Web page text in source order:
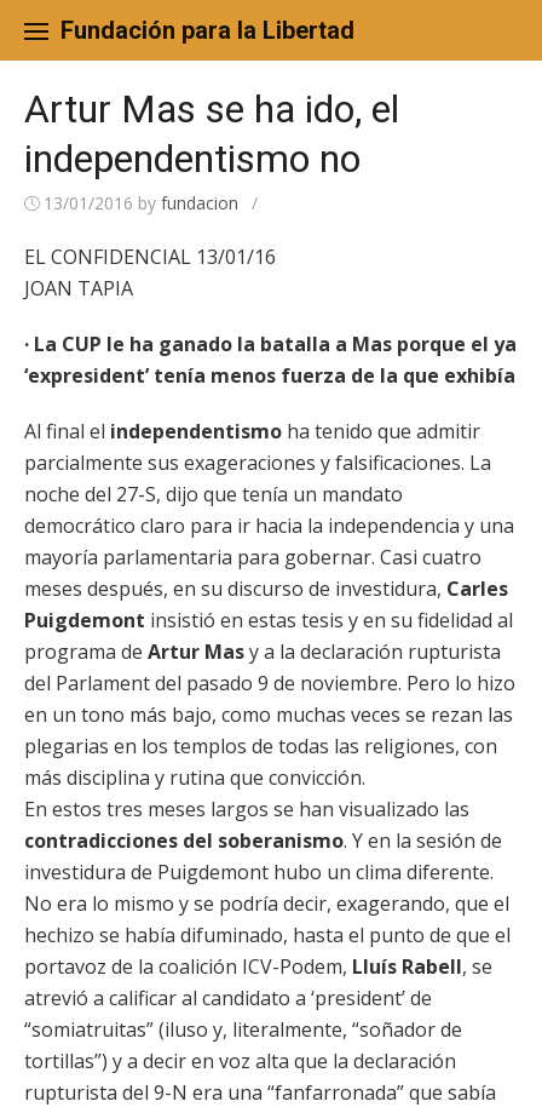
content
Fundación para la Libertad
Artur Mas se ha ido, el
independentismo no
13/01/2016 by fundacion /
EL CONFIDENCIAL 13/01/16
JOAN TAPIA
· La CUP le ha ganado la batalla a Mas porque el ya
‘expresident’ tenía menos fuerza de la que exhibía
Al final el independentismo ha tenido que admitir
parcialmente sus exageraciones y falsificaciones. La
noche del 27-S, dijo que tenía un mandato
democrático claro para ir hacia la independencia y una
mayoría parlamentaria para gobernar. Casi cuatro
meses después, en su discurso de investidura, Carles
Puigdemont insistió en estas tesis y en su fidelidad al
programa de Artur Masy a la declaración rupturista
del Parlament del pasado 9 de noviembre. Pero lo hizo
en un tono más bajo, como muchas veces se rezan las
plegarias en los templos de todas las religiones, con
más disciplina y rutina que convicción.
En estos tres meses largos se han visualizado las
contradicciones del soberanismo. Y en la sesión de
investidura de Puigdemont hubo un clima diferente.
No era lo mismo y se podría decir, exagerando, que el
hechizo se había difuminado, hasta el punto de que el
portavoz de la coalición ICV-Podem, Lluís Rabell, se
atrevió a calificar al candidato a ‘president’ de
“somiatruitas” (iluso y, literalmente, “soñador de
tortillas”) y a decir en voz alta que la declaración
rupturista del 9-N era una “fanfarronada” que sabía